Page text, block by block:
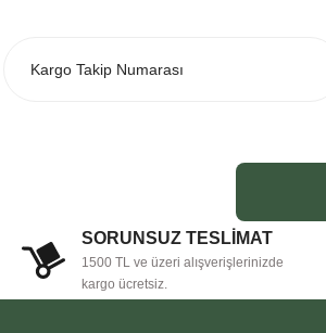
SORUNSUZ TESLİMAT
1500 TL ve üzeri alışverişlerinizde
kargo ücretsiz.